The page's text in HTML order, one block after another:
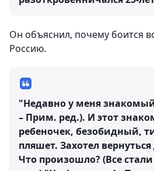
Он объяснил, почему боится
Россию.
"Недавно у меня
– Прим. ред.). И этот
ребеночек, безобидный,
пляшет. Захотел
Что произошло? (Все